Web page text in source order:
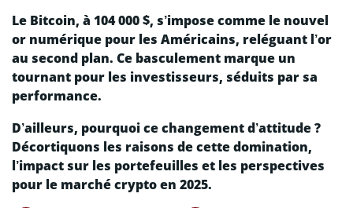
Le Bitcoin, à 104 000 $, s’impose comme le nouvel
or numérique pour les Américains, reléguant l’or
au second plan. Ce basculement marque un
tournant pour les investisseurs, séduits par sa
performance.
D’ailleurs, pourquoi ce changement d’attitude ?
Décortiquons les raisons de cette domination,
l’impact sur les portefeuilles et les perspectives
pour le marché crypto en 2025.